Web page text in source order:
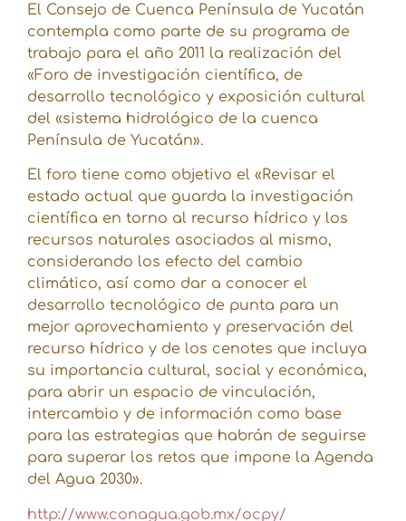
El Consejo de Cuenca Península de Yucatán
contempla como parte de su programa de
trabajo para el año 2011 la realización del
«Foro de investigación científica, de
desarrollo tecnológico y exposición cultural
del «sistema hidrológico de la cuenca
Península de Yucatán».
El foro tiene como objetivo el «Revisar el
estado actual que guarda la investigación
científica en torno al recurso hídrico y los
recursos naturales asociados al mismo,
considerando los efecto del cambio
climático, así como dar a conocer el
desarrollo tecnológico de punta para un
mejor aprovechamiento y preservación del
recurso hídrico y de los cenotes que incluya
su importancia cultural, social y económica,
para abrir un espacio de vinculación,
intercambio y de información como base
para las estrategias que habrán de seguirse
para superar los retos que impone la Agenda
del Agua 2030».
http://www.conagua.gob.mx/ocpy/